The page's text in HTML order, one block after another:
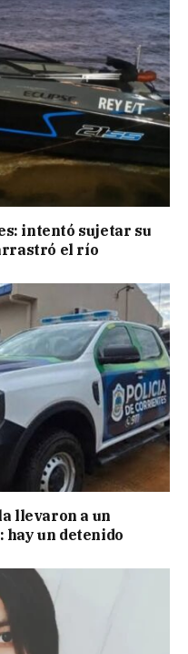
intentó sujetar su
el río
llevaron a un
un detenido